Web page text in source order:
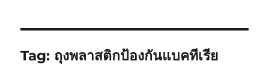
Tag: ถุงพลาสติกป้องกันแบคทีเรีย